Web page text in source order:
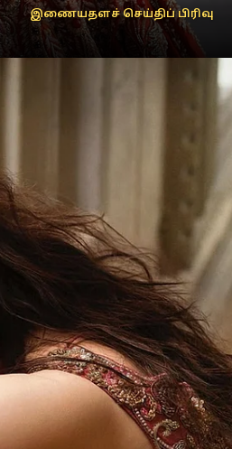
இணையதளச் செய்திப் பிரிவு